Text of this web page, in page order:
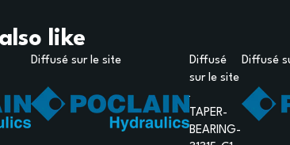
like
Diffusé sur le site
Diffusé
sur le site
TAPER-
BEARING-
Diffusé